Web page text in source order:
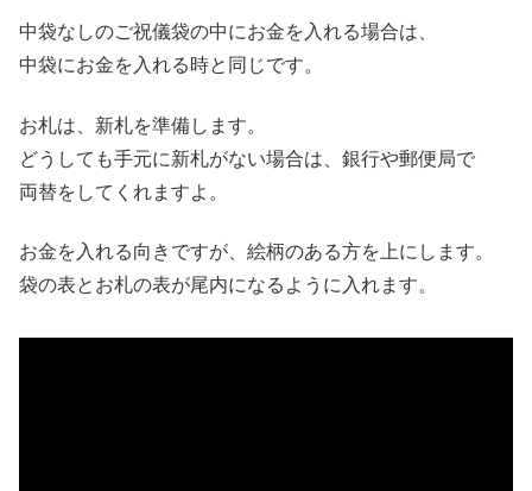
中袋なしのご祝儀袋の中にお金を入れる場合は、
中袋にお金を入れる時と同じです。
お札は、新札を準備します。
どうしても手元に新札がない場合は、銀行や郵便局で
両替をしてくれますよ。
お金を入れる向きですが、絵柄のある方を上にします。
袋の表とお札の表が尾内になるように入れます。